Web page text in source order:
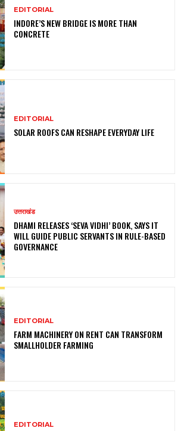
EDITORIAL
INDORE’S NEW BRIDGE IS MORE THAN
CONCRETE
EDITORIAL
SOLAR ROOFS CAN RESHAPE EVERYDAY LIFE
उत्तराखंड
DHAMI RELEASES ‘SEVA VIDHI’ BOOK, SAYS IT
WILL GUIDE PUBLIC SERVANTS IN RULE-BASED
GOVERNANCE
EDITORIAL
FARM MACHINERY ON RENT CAN TRANSFORM
SMALLHOLDER FARMING
EDITORIAL